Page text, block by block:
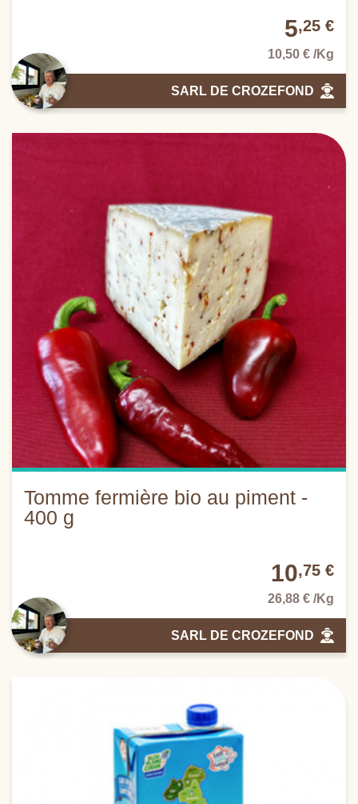
5,25 €
10,50 € /Kg
SARL DE CROZEFOND
Tomme fermière bio au piment -
400 g
10,75 €
26,88 € /Kg
SARL DE CROZEFOND